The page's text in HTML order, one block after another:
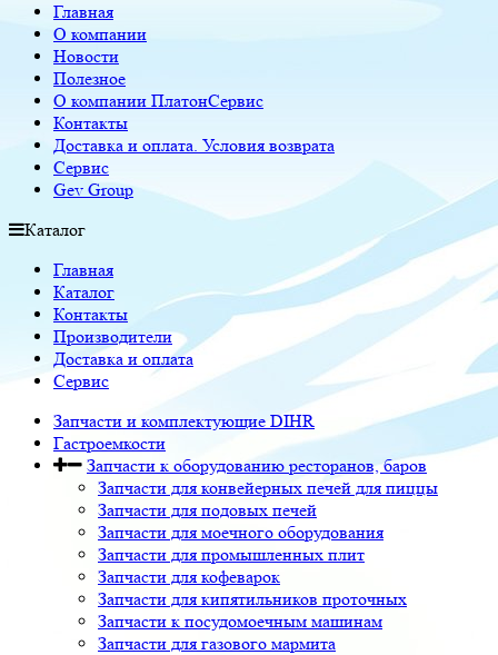
Главная
О компании
Новости
Полезное
О компании ПлатонСервис
Контакты
Доставка и оплата. Условия возврата
Сервис
Gev Group
Каталог
Главная
Каталог
Контакты
Производители
Доставка и оплата
Сервис
Запчасти и комплектующие DIHR
Гастроемкости
Запчасти к оборудованию ресторанов, баров
Запчасти для конвейерных печей для пиццы
Запчасти для подовых печей
Запчасти для моечного оборудования
Запчасти для промышленных плит
Запчасти для кофеварок
Запчасти для кипятильников проточных
Запчасти к посудомоечным машинам
Запчасти для газового мармита